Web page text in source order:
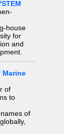
house
for
and
Marine
of
to
of